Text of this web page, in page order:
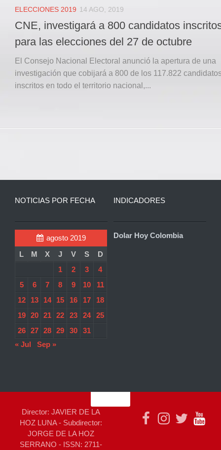
ELECCIONES 2019 14 AGO, 2019
CNE, investigará a 800 candidatos
para las elecciones del 27 de octubre
El Consejo Nacional Electoral anunció la apertura de una
investigación que cobijará a 800 de los 117.822
inscritos en todo el territorio nacional,...
NOTICIAS POR FECHA
agosto 2019
L
M X J V S
D
1
2 3
4
5
6 7 8 9 10
11
12
13 14 15 16 17
18
19
20 21 22 23 24
25
26
27 28 29 30
31
« Jul
Sep »
INDICADORES
Dolar Hoy Colombia
Director: JAVIER DE LA
HOZ LUNA - Subdirector:
JORGE DE LA HOZ
SERRANO - ISSN: 2711-